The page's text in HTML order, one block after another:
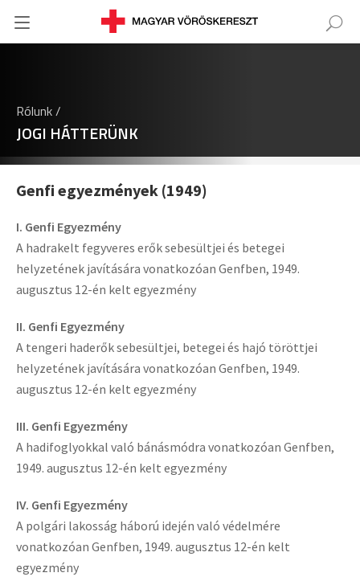
Rólunk /
JOGI HÁTTERÜNK
Genfi egyezmények (1949)
I. Genfi Egyezmény
A hadrakelt fegyveres erők sebesültjei és betegei
helyzetének javítására vonatkozóan Genfben, 1949.
augusztus 12-én kelt egyezmény
II. Genfi Egyezmény
A tengeri haderők sebesültjei, betegei és hajó töröttjei
helyzetének javítására vonatkozóan Genfben, 1949.
augusztus 12-én kelt egyezmény
III. Genfi Egyezmény
A hadifoglyokkal való bánásmódra vonatkozóan Genfben,
1949. augusztus 12-én kelt egyezmény
IV. Genfi Egyezmény
A polgári lakosság háború idején való védelmére
vonatkozóan Genfben, 1949. augusztus 12-én kelt
egyezmény